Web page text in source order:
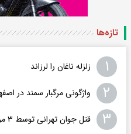
تازه‌ها
۱ زلزله ناغان را لرزاند
۲ واژگونی مرگبار سمند در اصفهان
۳ قتل جوان تهرانی توسط ۳ مرد پژوسوار